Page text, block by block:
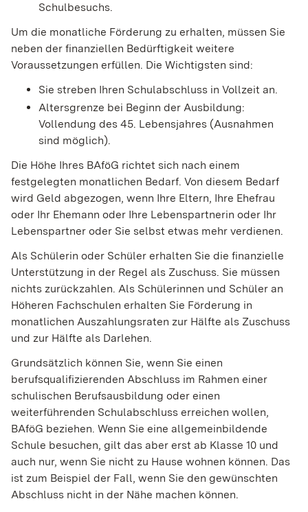
Schulbesuchs.
Um die monatliche Förderung zu erhalten, müssen Sie
neben der finanziellen Bedürftigkeit weitere
Voraussetzungen erfüllen. Die Wichtigsten sind:
Sie streben Ihren Schulabschluss in Vollzeit an.
Altersgrenze bei Beginn der Ausbildung:
Vollendung des 45. Lebensjahres (Ausnahmen
sind möglich).
Die Höhe Ihres BAföG richtet sich nach einem
festgelegten monatlichen Bedarf. Von diesem Bedarf
wird Geld abgezogen, wenn Ihre Eltern, Ihre Ehefrau
oder Ihr Ehemann oder Ihre Lebenspartnerin oder Ihr
Lebenspartner oder Sie selbst etwas mehr verdienen.
Als Schülerin oder Schüler erhalten Sie die finanzielle
Unterstützung in der Regel als Zuschuss. Sie müssen
nichts zurückzahlen. Als Schülerinnen und Schüler an
Höheren Fachschulen erhalten Sie Förderung in
monatlichen Auszahlungsraten zur Hälfte als Zuschuss
und zur Hälfte als Darlehen.
Grundsätzlich können Sie, wenn Sie einen
berufsqualifizierenden Abschluss im Rahmen einer
schulischen Berufsausbildung oder einen
weiterführenden Schulabschluss erreichen wollen,
BAföG beziehen. Wenn Sie eine allgemeinbildende
Schule besuchen, gilt das aber erst ab Klasse 10 und
auch nur, wenn Sie nicht zu Hause wohnen können. Das
ist zum Beispiel der Fall, wenn Sie den gewünschten
Abschluss nicht in der Nähe machen können.